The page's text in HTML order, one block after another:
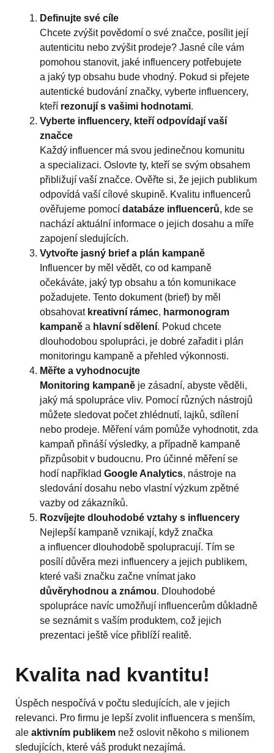
Definujte své cíle
Chcete zvýšit povědomí o své značce, posílit její
autenticitu nebo zvýšit prodeje? Jasné cíle vám
pomohou stanovit, jaké influencery potřebujete
a jaký typ obsahu bude vhodný. Pokud si přejete
autentické budování značky, vyberte influencery,
kteří rezonují s vašimi hodnotami.
Vyberte influencery, kteří odpovídají vaší
značce
Každý influencer má svou jedinečnou komunitu
a specializaci. Oslovte ty, kteří se svým obsahem
přibližují vaší značce. Ověřte si, že jejich publikum
odpovídá vaší cílové skupině. Kvalitu influencerů
ověřujeme pomocí databáze influencerů, kde se
nachází aktuální informace o jejich dosahu a míře
zapojení sledujících.
Vytvořte jasný brief a plán kampaně
Influencer by měl vědět, co od kampaně
očekáváte, jaký typ obsahu a tón komunikace
požadujete. Tento dokument (brief) by měl
obsahovat kreativní rámec, harmonogram
kampaně a hlavní sdělení. Pokud chcete
dlouhodobou spolupráci, je dobré zařadit i plán
monitoringu kampaně a přehled výkonnosti.
Měřte a vyhodnocujte
Monitoring kampaně je zásadní, abyste věděli,
jaký má spolupráce vliv. Pomocí různých nástrojů
můžete sledovat počet zhlédnutí, lajků, sdílení
nebo prodeje. Měření vám pomůže vyhodnotit, zda
kampaň přináší výsledky, a případně kampaně
přizpůsobit v budoucnu. Pro účinné měření se
hodí například Google Analytics, nástroje na
sledování dosahu nebo vlastní výzkum zpětné
vazby od zákazníků.
Rozvíjejte dlouhodobé vztahy s influencery
Nejlepší kampaně vznikají, když značka
a influencer dlouhodobě spolupracují. Tím se
posílí důvěra mezi influencery a jejich publikem,
které vaši značku začne vnímat jako
důvěryhodnou a známou. Dlouhodobé
spolupráce navíc umožňují influencerům důkladně
se seznámit s vaším produktem, což jejich
prezentaci ještě více přiblíží realitě.
Kvalita nad kvantitu!
Úspěch nespočívá v počtu sledujících, ale v jejich
relevanci. Pro firmu je lepší zvolit influencera s menším,
ale aktivním publikem než oslovit někoho s milionem
sledujících, které váš produkt nezajímá.